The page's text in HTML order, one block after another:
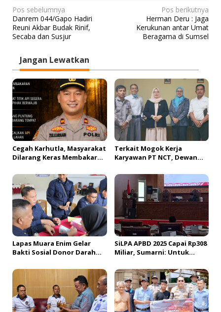
N
a
v
g
a
s
i
p
o
s
Pos sebelumnya
Danrem 044/Gapo Hadiri
Reuni Akbar Budak Rinif,
Secaba dan Susjur
Pos berikutnya
Herman Deru : Jaga
Kerukunan antar Umat
Beragama di Sumsel
Jangan Lewatkan
Cegah Karhutla, Masyarakat
Dilarang Keras Membakar
Terkait Mogok Kerja
Karyawan PT NCT, Dewan
NCT dan PT HBAP
Lapas Muara Enim Gelar
Bakti Sosial Donor Darah
Memperingati HUT ke-81
Republik Indonesia
SiLPA APBD 2025 Capai Rp308
Miliar, Sumarni: Untuk